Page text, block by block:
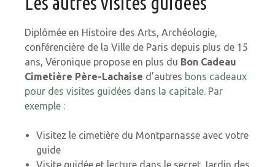
Diplômée en Histoire des Arts, Archéologie,
conférencière de la Ville de Paris depuis plus de 15
ans, Véronique propose en plus du Bon Cadeau
Cimetière Père-Lachaise d’autres bons cadeaux
pour des visites guidées dans la capitale. Par
exemple :
Visitez le cimetière du Montparnasse avec votre
guide
Visite guidée et lecture dans le secret Jardin des